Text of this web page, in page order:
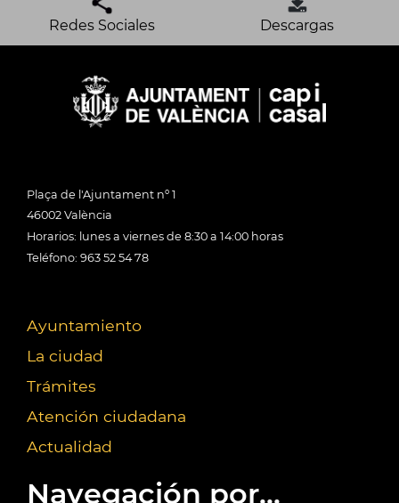
Redes Sociales Descargas
Plaça de l'Ajuntament nº 1
46002 València
Horarios: lunes a viernes de 8:30 a 14:00 horas
Teléfono: 963 52 54 78
Ayuntamiento
La ciudad
Trámites
Atención ciudadana
Actualidad
Navegación por...